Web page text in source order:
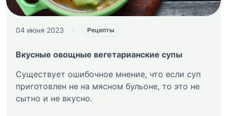
04 июня 2023 Рецепты
Вкусные овощные вегетарианские супы
Существует ошибочное мнение, что если суп
приготовлен не на мясном бульоне, то это не
сытно и не вкусно.